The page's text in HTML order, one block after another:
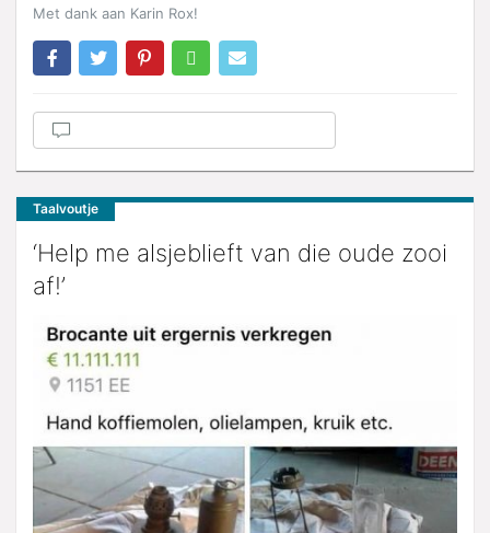
Met dank aan Karin Rox!
Taalvoutje
‘Help me alsjeblieft van die oude zooi
af!’